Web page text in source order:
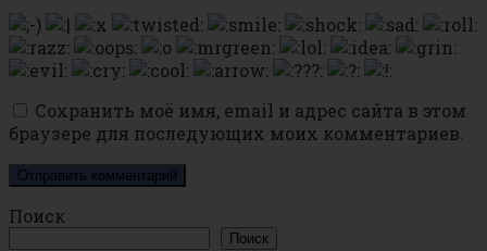
Сохранить моё имя, email и адрес сайта в этом
браузере для последующих моих комментариев.
Поиск
Поиск